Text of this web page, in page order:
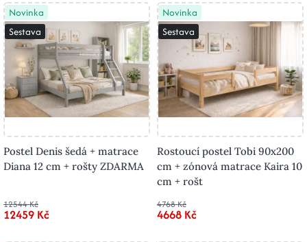
Novinka
Sestava
Postel Denis šedá + matrace
Diana 12 cm + rošty ZDARMA
12544 Kč
12459 Kč
Novinka
Sestava
Rostoucí postel Tobi 90x200
cm + zónová matrace Kaira 10
cm + rošt
4768 Kč
4668 Kč